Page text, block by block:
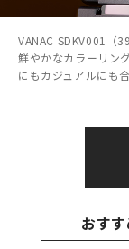
VANAC SDKV001（
鮮やかなカラーリン
にもカジュアルにも
おす